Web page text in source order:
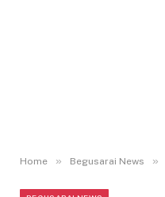
Home » Begusarai News »